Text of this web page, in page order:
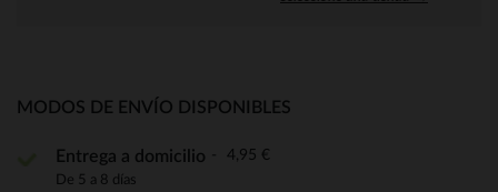
MODOS DE ENVÍO DISPONIBLES
Entrega a domicilio 4,95 €
De 5 a 8 días